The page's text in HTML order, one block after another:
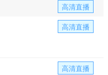
高清直播
高清直播
高清直播